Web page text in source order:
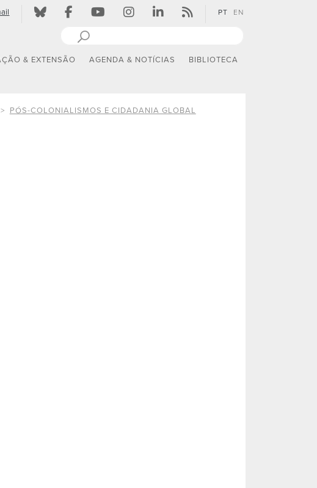
PT EN
& EXTENSÃO AGENDA & NOTÍCIAS BIBLIOTECA
PÓS-COLONIALISMOS E CIDADANIA GLOBAL